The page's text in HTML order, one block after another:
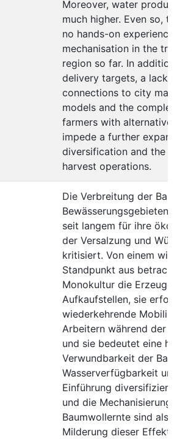
Moreover, water
much higher. Even so,
no hands-on
mechanisation in the
region so far. In
delivery targets, a lack
connections to city
models and the
farmers with alternative
impede a further
diversification and the
harvest operations.
Die Verbreitung der
Bewässerungsgebieten
seit langem für ihre
der Versalzung und
kritisiert. Von einem
Standpunkt aus
Monokultur die
Aufkaufstellen, sie
wiederkehrende
Arbeitern während der
und sie bedeutet eine
Verwundbarkeit der
Wasserverfügbarkeit
Einführung
und die Mechanisierung
Baumwollernte sind als
Milderung dieser